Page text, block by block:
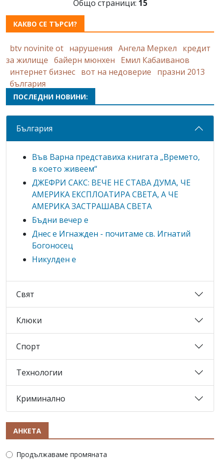
Общо страници: 15
КАКВО СЕ ТЪРСИ?
btv novinite ot нарушения Ангела Меркел
кредит
за жилище байерн мюнхен
Емил Кабаиванов
интернет бизнес вот на недоверие
празни 2013
българия
ПОСЛЕДНИ НОВИНИ:
България
Във Варна представиха книгата „Времето,
в което живеем“
ДЖЕФРИ САКС: ВЕЧЕ НЕ СТАВА ДУМА, ЧЕ
АМЕРИКА ЕКСПЛОАТИРА СВЕТА, А ЧЕ
АМЕРИКА ЗАСТРАШАВА СВЕТА
Бъдни вечер е
Днес е Игнажден - почитаме св. Игнатий
Богоносец
Никулден е
Свят
Клюки
Спорт
Технологии
Криминално
АНКЕТА
Продължаваме промяната